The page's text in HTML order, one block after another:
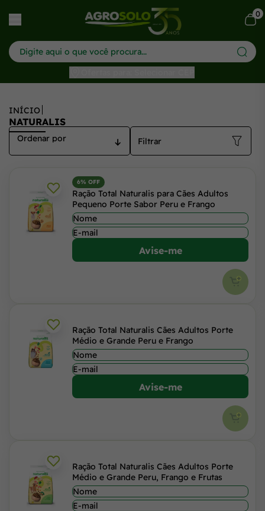
0
INÍCIO
NATURALIS
Filtrar
6% OFF
Ração Total Naturalis para Cães Adultos
Pequeno Porte Sabor Peru e Frango
Avise-me
Ração Total Naturalis Cães Adultos Porte
Médio e Grande Peru e Frango
Avise-me
Ração Total Naturalis Cães Adultos Porte
Médio e Grande Peru, Frango e Frutas